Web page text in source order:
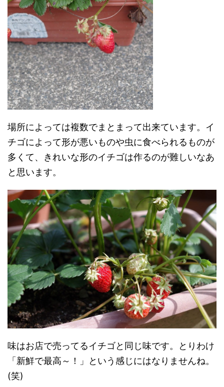
場所によっては複数でまとまって出来ています。イ
チゴによって形が悪いものや虫に食べられるものが
多くて、きれいな形のイチゴは作るのが難しいなあ
と思います。
味はお店で売ってるイチゴと同じ味です。とりわけ
「新鮮で最高～！」という感じにはなりませんね。
(笑)